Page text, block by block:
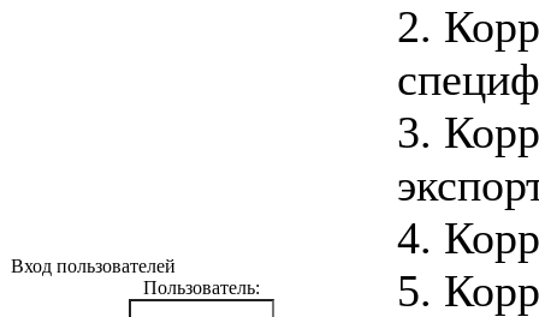
Вход пользователей
Пользователь:
2.
3.
4.
5.